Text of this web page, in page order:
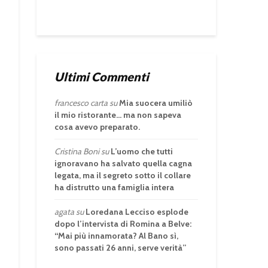
Ultimi Commenti
francesco cartasuMia suocera umiliò
il mio ristorante… ma non sapeva
cosa avevo preparato.
Cristina BonisuL’uomo che tutti
ignoravano ha salvato quella cagna
legata, ma il segreto sotto il collare
ha distrutto una famiglia intera
agatasuLoredana Lecciso esplode
dopo l’intervista di Romina a Belve:
“Mai più innamorata? Al Bano sì,
sono passati 26 anni, serve verità”